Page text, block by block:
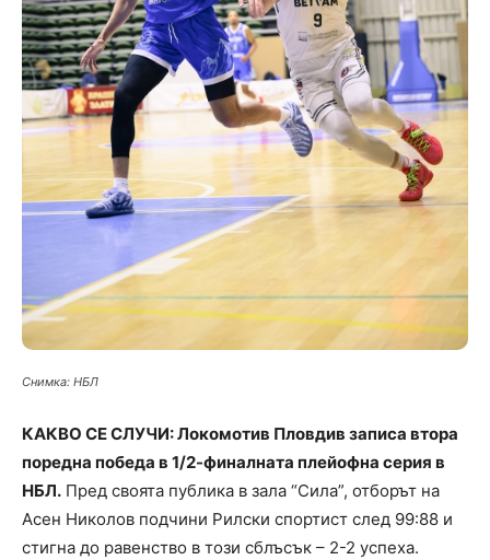
Снимка: НБЛ
КАКВО СЕ СЛУЧИ: Локомотив Пловдив записа втора
поредна победа в 1/2-финалната плейофна серия в
НБЛ. Пред своята публика в зала “Сила”, отборът на
Асен Николов подчини Рилски спортист след 99:88 и
стигна до равенство в този сблъсък – 2-2 успеха.